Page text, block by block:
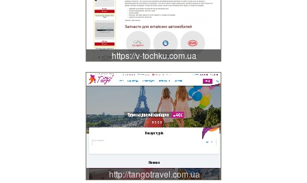
https://v-tochku.com.ua
http://tangotravel.com.ua